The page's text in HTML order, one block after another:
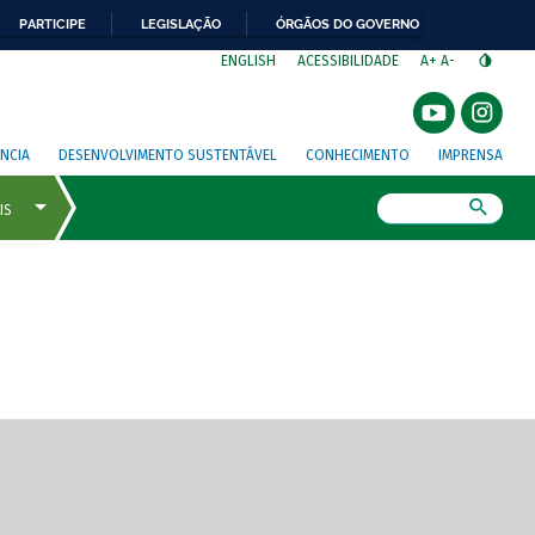
PARTICIPE LEGISLAÇÃO ÓRGÃOS DO GOVERNO
ENGLISH ACESSIBILIDADE A+ A-
DESENVOLVIMENTO SUSTENTÁVEL CONHECIMENTO IMPRENSA
de tela